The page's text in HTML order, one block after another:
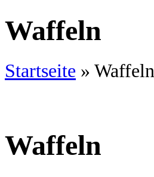
Waffeln
Startseite » Waffeln
Waffeln